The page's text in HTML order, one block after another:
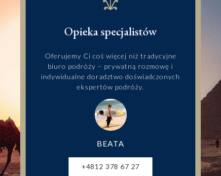
Opieka specjalistów
Oferujemy Ci coś więcej niż tradycyjne
biuro podróży – prywatną rozmowę i
indywidualne doradztwo doświadczonych
ekspertów podróży.
BEATA
+4812 378 67 27